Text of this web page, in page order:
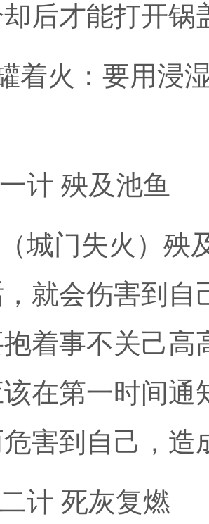
后才能打开锅
着火：要用浸
计 殃及池鱼
城门失火）殃
就会伤害到自
着事不关己
在第一时间通
害到自己，造
计 死灰复燃